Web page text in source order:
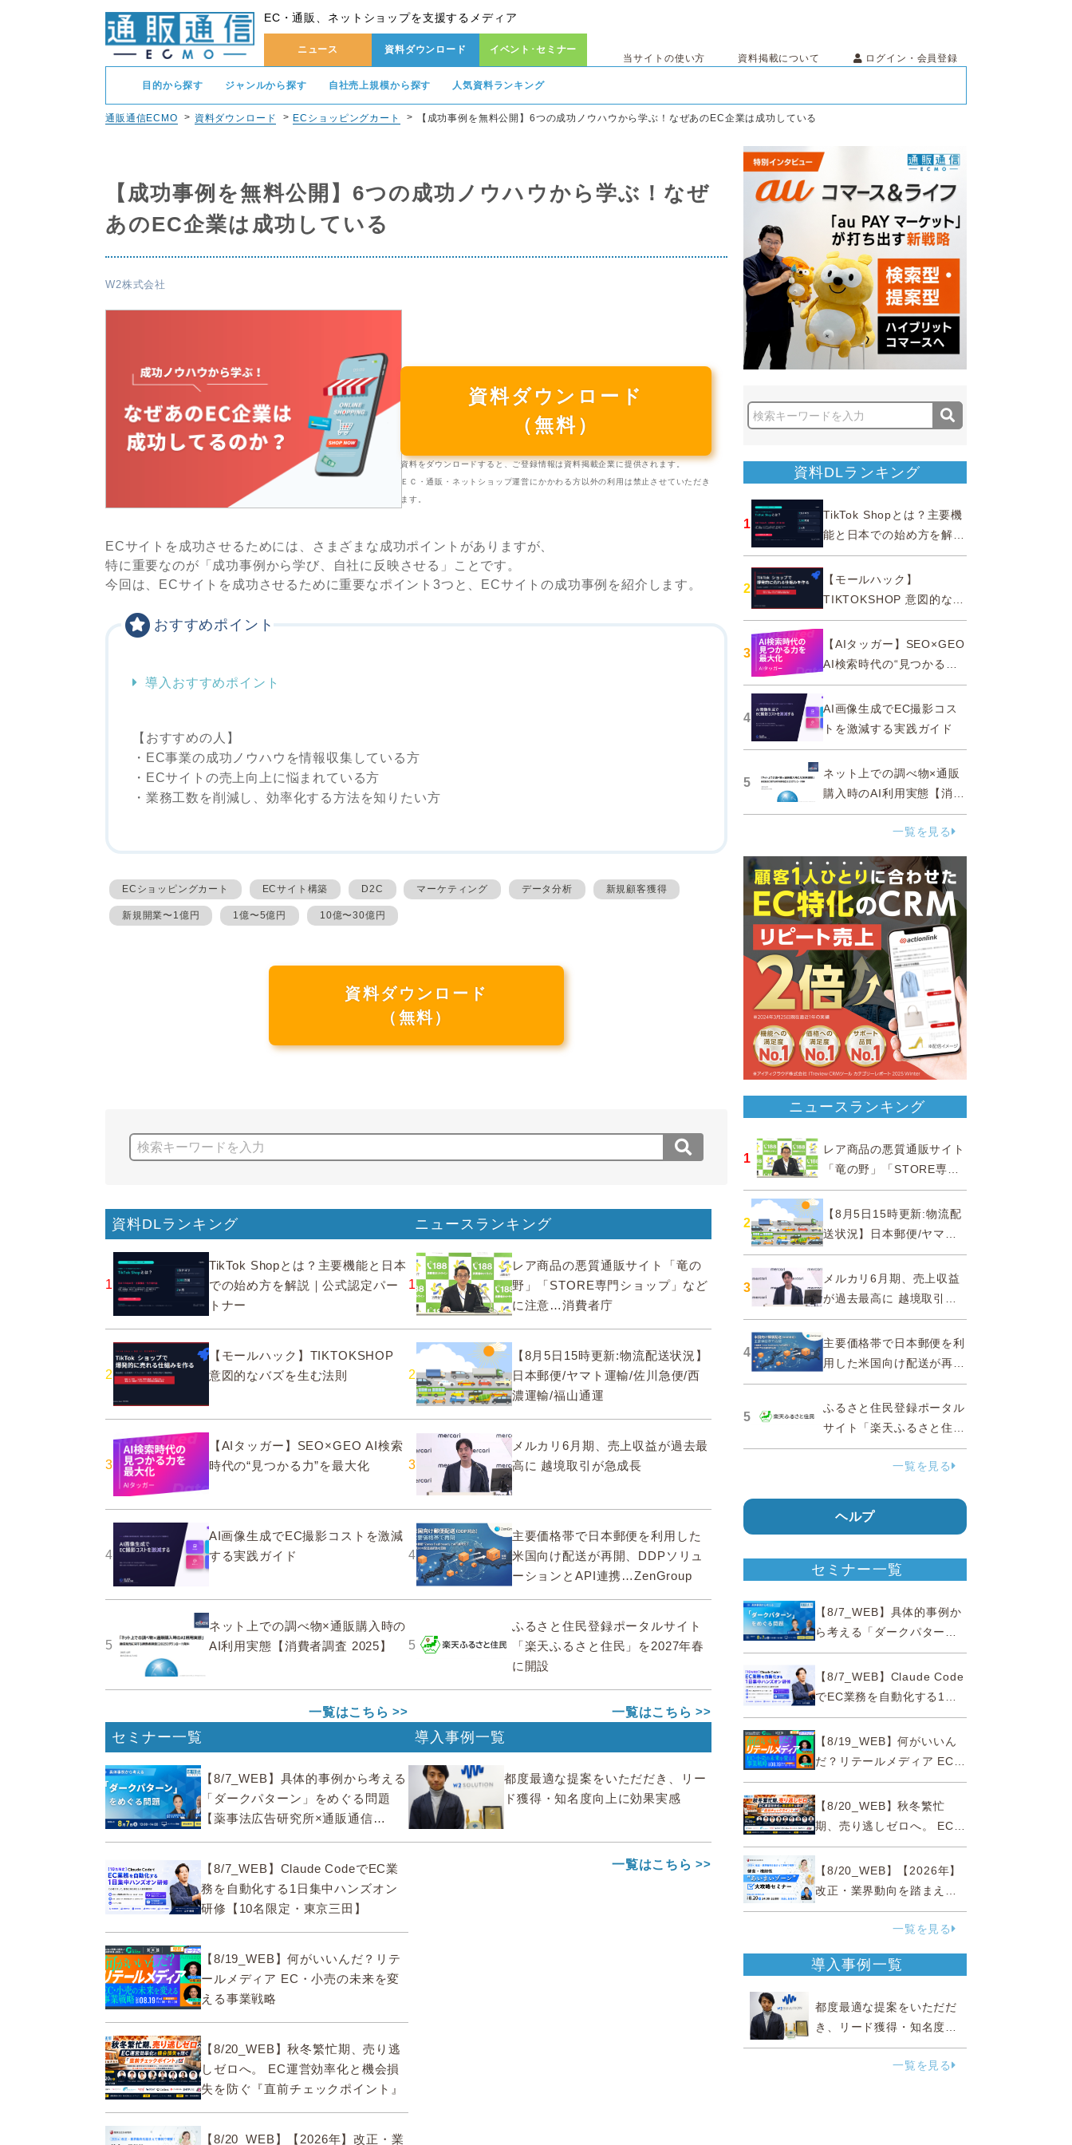
EC・通販、ネットショップを支援するメディア
ニュース 資料ダウンロード イベント･セミナー
当サイトの使い方 資料掲載について ログイン・会員登録
目的から探す ジャンルから探す 自社売上規模から探す 人気資料ランキング
通販通信ECMO 資料ダウンロード ECショッピングカート 【成功事例を無料公開】6つの成功ノウハウから学ぶ！なぜあのEC企業は成功している
【成功事例を無料公開】6つの成功ノウハウから学ぶ！なぜ
あのEC企業は成功している
W2株式会社
資料ダウンロード
（無料）
資料をダウンロードすると、ご登録情報は資料掲載企業に提供されます。
ＥＣ・通販・ネットショップ運営にかかわる方以外の利用は禁止させていただき
ます。
ECサイトを成功させるためには、さまざまな成功ポイントがありますが、
特に重要なのが「成功事例から学び、自社に反映させる」ことです。
今回は、ECサイトを成功させるために重要なポイント3つと、ECサイトの成功事例を紹介します。
おすすめポイント
導入おすすめポイント
【おすすめの人】
・EC事業の成功ノウハウを情報収集している方
・ECサイトの売上向上に悩まれている方
・業務工数を削減し、効率化する方法を知りたい方
ECショッピングカート ECサイト構築 D2C マーケティング データ分析 新規顧客獲得
新規開業〜1億円 1億〜5億円 10億〜30億円
資料ダウンロード
（無料）
資料DLランキング
1
TikTok Shopとは？主要機能と日本
での始め方を解説｜公式認定パー
トナー
2
【モールハック】TIKTOKSHOP
意図的なバズを生む法則
3
【AIタッガー】SEO×GEO AI検索
時代の“見つかる力”を最大化
4
AI画像生成でEC撮影コストを激減
する実践ガイド
5
ネット上での調べ物×通販購入時の
AI利用実態【消費者調査 2025】
一覧はこちら
ニュースランキング
1
レア商品の悪質通販サイト「竜の
野」「STORE専門ショップ」など
に注意…消費者庁
2
【8月5日15時更新:物流配送状況】
日本郵便/ヤマト運輸/佐川急便/西
濃運輸/福山通運
3
メルカリ6月期、売上収益が過去最
高に 越境取引が急成長
4
主要価格帯で日本郵便を利用した
米国向け配送が再開、DDPソリュ
ーションとAPI連携…ZenGroup
5
ふるさと住民登録ポータルサイト
「楽天ふるさと住民」を2027年春
に開設
一覧はこちら
セミナー一覧
【8/7_WEB】具体的事例から考える
「ダークパターン」をめぐる問題
【薬事法広告研究所×通販通信
ECMO】
【8/7_WEB】Claude CodeでEC業
務を自動化する1日集中ハンズオン
研修【10名限定・東京三田】
【8/19_WEB】何がいいんだ？リテ
ールメディア EC・小売の未来を変
える事業戦略
【8/20_WEB】秋冬繁忙期、売り逃
しゼロへ。 EC運営効率化と機会損
失を防ぐ『直前チェックポイント』
【8/20_WEB】【2026年】改正・業
導入事例一覧
都度最適な提案をいただだき、リー
ド獲得・知名度向上に効果実感
一覧はこちら
資料DLランキング
1
TikTok Shopとは？主要機
能と日本での始め方を解説
｜公式認定パートナー
2
【モールハック】
TIKTOKSHOP 意図的なバ
ズを生む法則
3
【AIタッガー】SEO×GEO
AI検索時代の“見つかる
力”を最大化
4
AI画像生成でEC撮影コス
トを激減する実践ガイド
5
ネット上での調べ物×通販
購入時のAI利用実態【消費
者調査 2025】
一覧を見る
ニュースランキング
1
レア商品の悪質通販サイト
「竜の野」「STORE専門
ショップ」などに注意…消
費者庁
2
【8月5日15時更新:物流配
送状況】日本郵便/ヤマト
運輸/佐川急便/西濃運輸/福
山通運
3
メルカリ6月期、売上収益
が過去最高に 越境取引が
急成長
4
主要価格帯で日本郵便を利
用した米国向け配送が再
開、DDPソリューションと
API連携…ZenGroup
5
ふるさと住民登録ポータル
サイト「楽天ふるさと住
民」を2027年春に開設
一覧を見る
ヘルプ
セミナー一覧
【8/7_WEB】具体的事例か
ら考える「ダークパター
ン」をめぐる問題【薬事法
広告研究所×通販通信
ECMO】
【8/7_WEB】Claude Code
でEC業務を自動化する1日
集中ハンズオン研修【10名
限定・東京三田】
【8/19_WEB】何がいいん
だ？リテールメディア EC・
小売の未来を変える事業戦
略【8/20_WEB】秋冬繁忙
期、売り逃しゼロへ。 EC運
営効率化と機会損失を防ぐ
『直前チェックポイント』
【8/20_WEB】【2026年】
改正・業界動向を踏まえて
事例で理解 健食・機能
性“あいまいゾーン”大攻略セ
一覧を見る
導入事例一覧
都度最適な提案をいただだ
き、リード獲得・知名度向
上に効果実感
一覧を見る